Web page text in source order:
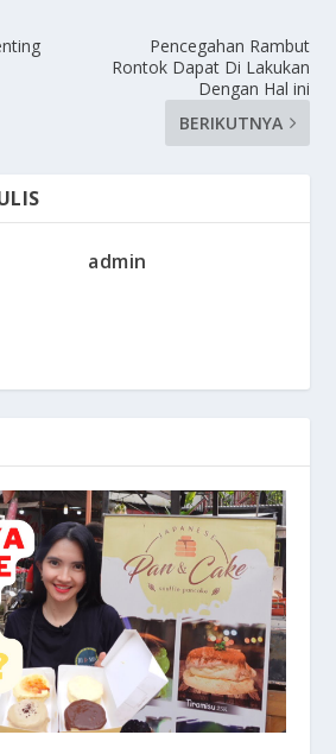
Pencegahan Rambut
Rontok Dapat Di Lakukan
Dengan Hal ini
BERIKUTNYA
admin